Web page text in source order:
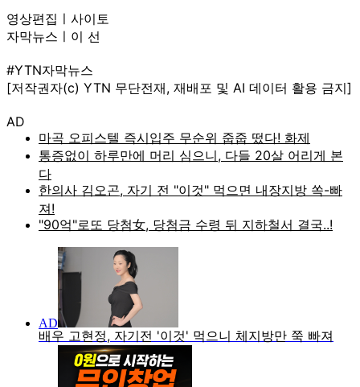
영상편집ㅣ사이토
자막뉴스ㅣ이 선
#YTN자막뉴스
[저작권자(c) YTN 무단전재, 재배포 및 AI 데이터 활용 금지]
AD